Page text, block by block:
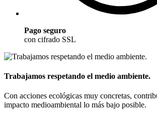
Pago seguro
con cifrado SSL
Trabajamos respetando el medio ambiente.
Con acciones ecológicas muy concretas,
impacto medioambiental lo más bajo posible.